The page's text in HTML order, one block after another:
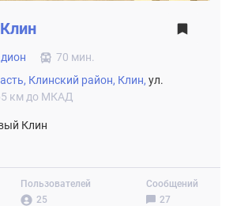
Пользователей
25
Сообщений
27
70 мин.
Клинский район, Клин, ул.
км до МКАД
Клин